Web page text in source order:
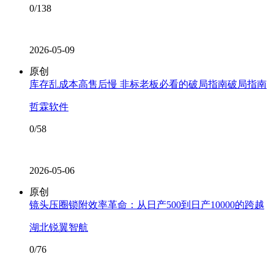
0/138
2026-05-09
原创
库存乱成本高售后慢 非标老板必看的破局指南破局指南
哲霖软件
0/58
2026-05-06
原创
镜头压圈锁附效率革命：从日产500到日产10000的跨越
湖北锐翼智航
0/76